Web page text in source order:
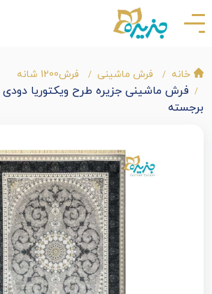
خانه فرش ماشینی فرش1200 شانه
برجسته